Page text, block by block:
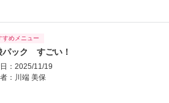
すめメニュー
パック すごい！
：2025/11/19
： 川端 美保